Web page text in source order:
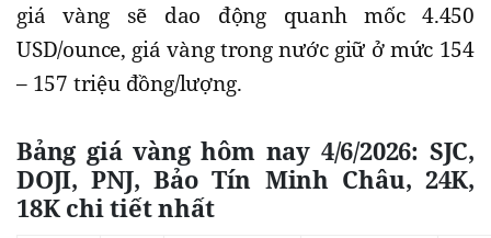
giá vàng sẽ dao động quanh mốc 4.450
USD/ounce, giá vàng trong nước giữ ở mức 154
– 157 triệu đồng/lượng.
Bảng giá vàng hôm nay 4/6/2026: SJC,
DOJI, PNJ, Bảo Tín Minh Châu, 24K,
18K chi tiết nhất